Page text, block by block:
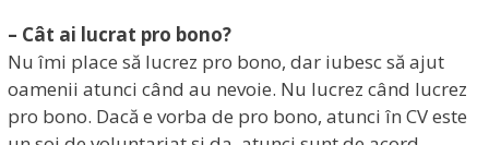
– Cât ai lucrat pro bono?
Nu îmi place să lucrez pro bono, dar iubesc să ajut
oamenii atunci când au nevoie. Nu lucrez când lucrez
pro bono. Dacă e vorba de pro bono, atunci în CV este